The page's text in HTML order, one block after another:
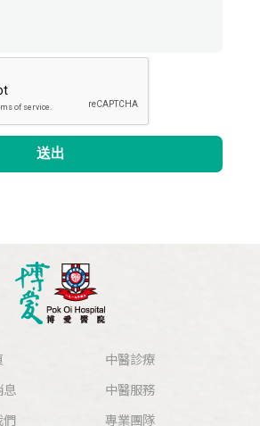
送出
息
們
中醫診療
中醫服務
專業團隊